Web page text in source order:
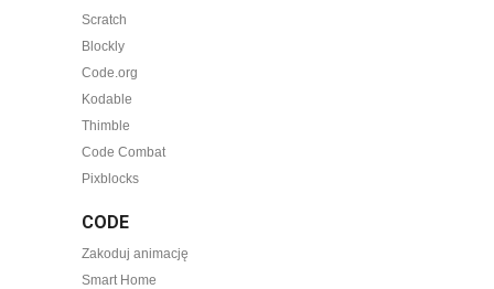
Scratch
Blockly
Code.org
Kodable
Thimble
Code Combat
Pixblocks
CODE
Zakoduj animację
Smart Home